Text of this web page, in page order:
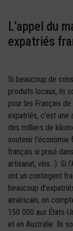
L’appel du
expatriés
Si beaucoup de
produits locaux, ils
pour les Français
expatriés, c’est une
des milliers de
soutenir
français si prisé
artisanat, vins…). Si
ont un contingent
beaucoup
américain, on
150 000 aux États-
et en Australie. Ils